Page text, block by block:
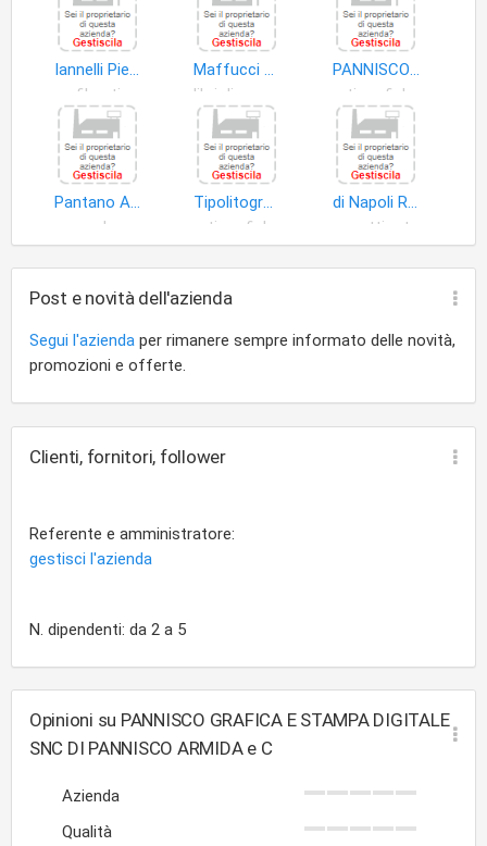
Iannelli Pietro di Napoli Donato e Del Re Asenzio
filmati
Maffucci Music di Maffucci Canio Rosario
PANNISCO FRATELLI (SNC)
arti grafiche
Pantano Assunta
cd
Tipolitografia Fratelli Pannisco S.n.c
arti grafiche
di Napoli Rosa Maria Michela
Post e novità dell'azienda
Segui l'azienda per rimanere sempre informato delle novità,
promozioni e offerte.
Clienti, fornitori, follower
Referente e amministratore:
gestisci l'azienda
N. dipendenti: da 2 a 5
Opinioni su PANNISCO GRAFICA E STAMPA DIGITALE
SNC DI PANNISCO ARMIDA e C
Azienda
Qualità